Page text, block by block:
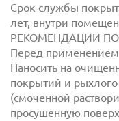
Срок службы
лет, внутри
РЕКОМЕНДАЦИИ
Перед
Наносить на
покрытий и
(смоченной
просушенную